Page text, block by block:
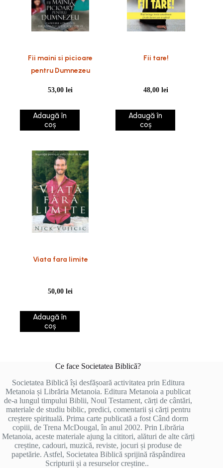
Fii maini si picioare
pentru Dumnezeu
53,00lei
Adaugă în
coș
Fii tare!
48,00lei
Adaugă în
coș
Viata fara limite
50,00lei
Adaugă în
coș
Ce face Societatea Biblică?
Societatea Biblică își desfășoară activitatea prin Editura
Metanoia și Librăria Metanoia. Editura Metanoia a publicat
de-a lungul timpului Biblii, Noul Testament, cărți de cântări,
materiale de studiu biblic, predici, comentarii și cărți pentru
creștere spirituală. Prima carte publicată a fost Când dorm
copiii, de Trena McDougal, în anul 2002. Prin Librăria
Metanoia, aceste materiale ajung la cititori, alături de alte cărți
creștine, cadouri, muzică, reviste, jocuri și produse de
papetărie. Astfel, Societatea Biblică sprijină răspândirea
Scripturii și a resurselor creștine..